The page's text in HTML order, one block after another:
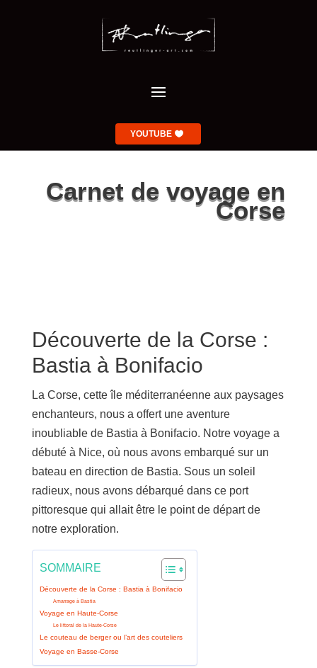
YOUTUBE
Carnet de voyage en
Corse
Découverte de la Corse :
Bastia à Bonifacio
La Corse, cette île méditerranéenne aux paysages
enchanteurs, nous a offert une aventure
inoubliable de Bastia à Bonifacio. Notre voyage a
débuté à Nice, où nous avons embarqué sur un
bateau en direction de Bastia. Sous un soleil
radieux, nous avons débarqué dans ce port
pittoresque qui allait être le point de départ de
notre exploration.
SOMMAIRE
Découverte de la Corse : Bastia à Bonifacio
Amarrage à Bastia
Voyage en Haute-Corse
Le littoral de la Haute-Corse
Le couteau de berger ou l’art des couteliers
Voyage en Basse-Corse